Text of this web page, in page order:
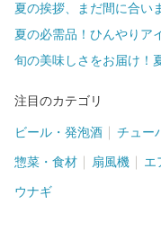
夏の挨拶、まだ間に合い
夏の必需品！ひんやりア
旬の美味しさをお届け！
注目のカテゴリ
ビール・発泡酒 チュー
惣菜・食材 扇風機 エ
ウナギ